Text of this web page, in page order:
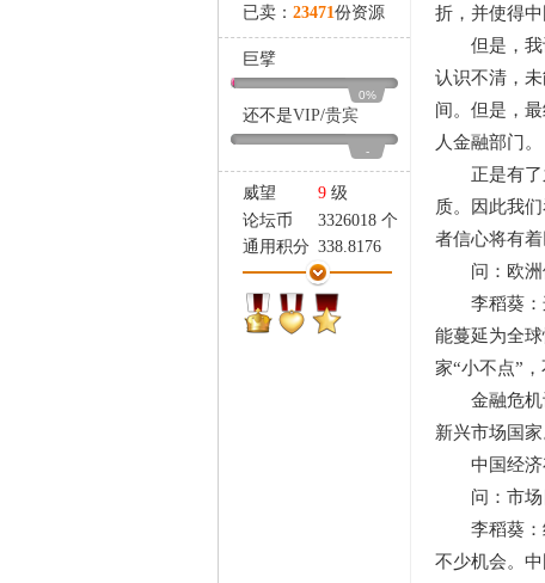
已卖： 23471份资源
巨擘
0%
还不是VIP/贵宾
-
威望 9 级
论坛币
3326018 个
通用积分 338.8176
学术水平
1035 点
热心指数
1554 点
信用等级
560 点
折，并使得
但是，我认
认识不清，
间。但是，
人金融部门。
正是有了之
质。因此我
者信心将有着
问：欧洲债
李稻葵：这
能蔓延为全
家“小不点”
金融危机让
新兴市场国
中国经济
问：市场目
李稻葵：经
不少机会。